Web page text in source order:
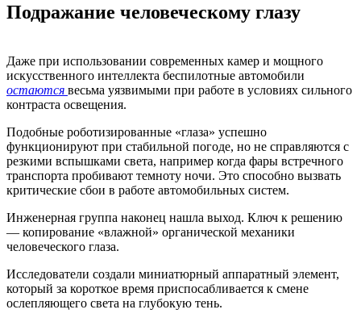
Подражание человеческому глазу
Даже при использовании современных камер и мощного
искусственного интеллекта беспилотные автомобили
остаются весьма уязвимыми при работе в условиях сильного
контраста освещения.
Подобные роботизированные «глаза» успешно
функционируют при стабильной погоде, но не справляются с
резкими вспышками света, например когда фары встречного
транспорта пробивают темноту ночи. Это способно вызвать
критические сбои в работе автомобильных систем.
Инженерная группа наконец нашла выход. Ключ к решению
— копирование «влажной» органической механики
человеческого глаза.
Исследователи создали миниатюрный аппаратный элемент,
который за короткое время приспосабливается к смене
ослепляющего света на глубокую тень.